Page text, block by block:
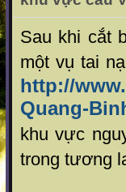
Sau khi cắt
một vụ tai
http://
Quang-
khu vực
trong tương